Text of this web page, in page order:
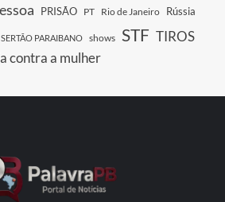
PRISÃO PT Rio de Janeiro Rússia
SERTÃO PARAIBANO shows STF TIROS
contra a mulher